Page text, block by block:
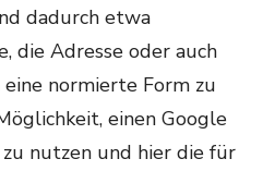
dadurch etwa
die Adresse oder auch
normierte Form zu
einen Google
nutzen und hier die für